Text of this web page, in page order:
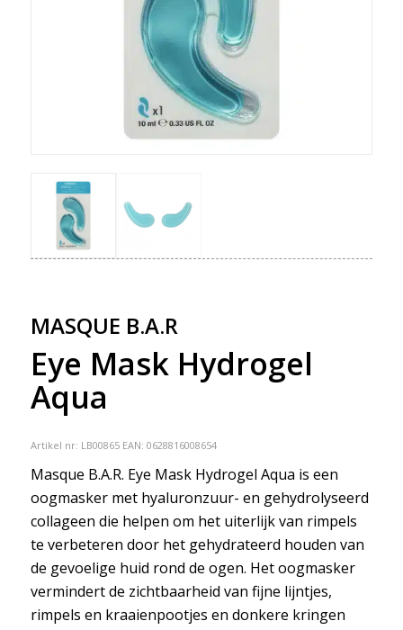
MASQUE B.A.R
Eye Mask Hydrogel
Aqua
Artikel nr: LB00865 EAN: 0628816008654
Masque B.A.R. Eye Mask Hydrogel Aqua is een
oogmasker met hyaluronzuur- en gehydrolyseerd
collageen die helpen om het uiterlijk van rimpels
te verbeteren door het gehydrateerd houden van
de gevoelige huid rond de ogen. Het oogmasker
vermindert de zichtbaarheid van fijne lijntjes,
rimpels en kraaienpootjes en donkere kringen